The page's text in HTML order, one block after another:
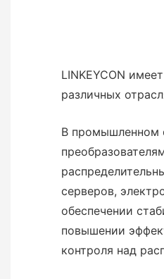
LINKEYCON
различных
В промышленном
серверов,
обеспечении
повышении
контроля над